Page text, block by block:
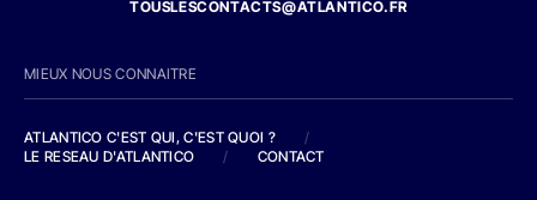
TOUSLESCONTACTS@ATLANTICO.FR
MIEUX NOUS CONNAITRE
ATLANTICO C'EST QUI, C'EST QUOI ?
/
LE RESEAU D'ATLANTICO
/ CONTACT